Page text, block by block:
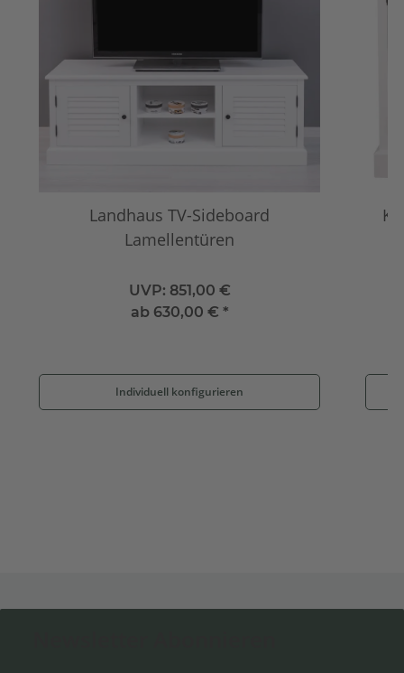
Landhaus TV-Sideboard
Lamellentüren
UVP: 851,00 €
ab 630,00 € *
Individuell konfigurieren